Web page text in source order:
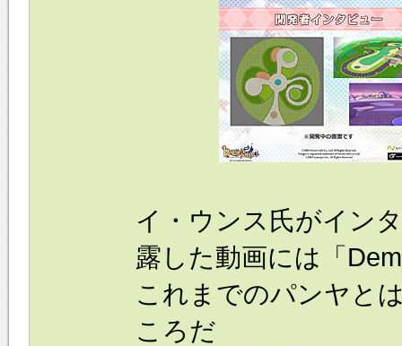
イ・ウンス氏がイン
露した動画には「
これまでのパンヤと
ころだ